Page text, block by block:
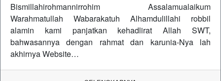
Bismillahirohmannirrohim Assalamualaikum
Warahmatullah Wabarakatuh Alhamdulillahi robbil
alamin kami panjatkan kehadlirat Allah SWT,
bahwasannya dengan rahmat dan karunia-Nya lah
akhirnya Website…